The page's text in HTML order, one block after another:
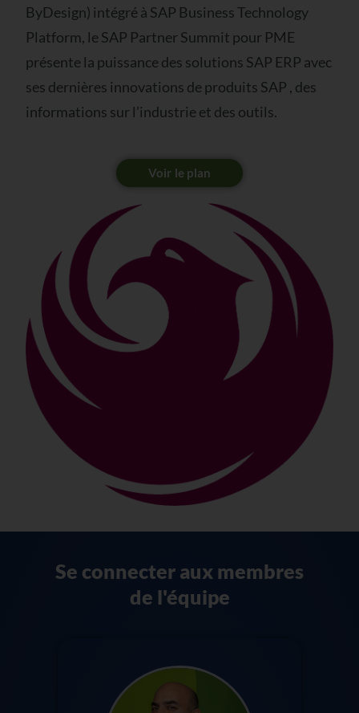
ByDesign) intégré à SAP Business Technology
Platform, le SAP Partner Summit pour PME
présente la puissance des solutions SAP ERP avec
ses dernières innovations de produits SAP , des
informations sur l’industrie et des outils.
Voir le plan
Se connecter aux membres
de l'équipe